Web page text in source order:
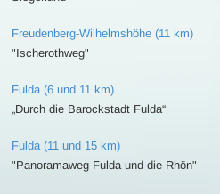
Freudenberg-Wilhelmshöhe (11 km)
"Ischerothweg"
Fulda (6 und 11 km)
„Durch die Barockstadt Fulda“
Fulda (11 und 15 km)
"Panoramaweg Fulda und die Rhön"